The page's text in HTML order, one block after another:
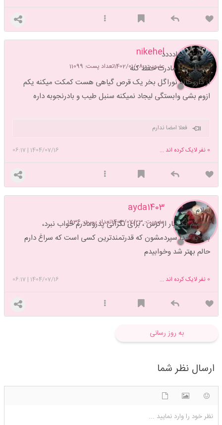
nikehel
عضویت: 1402/01/08 تعداد پست: 11099
تا دلت بخوادددد
انشالله خدا مادرت حفظ کنه
از داروخانه نوراگل بخر یک قرص گیاهی هست کمکت میکنه یکم
ازوم بشی وابستگی لیجاد نمیکنه سنبل طیب و بادرنجوبه داره
فعلا امضا ندارم
1404/07/16
|
06:17 0 نفر لایک کرده اند ...
ayda1403
عضویت: 1403/07/23 تعداد پست: 1536
سلام
بله منم یک بار از ترس ، برای نگرانی پدرومادرم خواب نبرد،
بعد به خدا سپردمشون که قدرتمندترین کسی است که سراغ دارم
حالم بهتر شد وخوابیدم
1404/07/16
|
06:17 0 نفر لایک کرده اند ...
به روز رسانی
ارسال نظر شما
نظر خود را وارد نمایید ...